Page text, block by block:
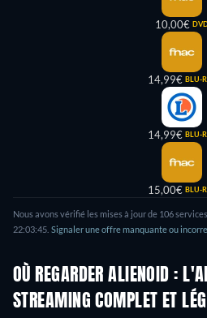
10,00€
14,99€ BLU-
14,99€ BLU-
15,00€ BLU-
Nous avons vérifié les mises à jour de 106
22:03:45 Signaler une offre manquante ou
OÙ REGARDER ALIENOID :
STREAMING COMPLET ET